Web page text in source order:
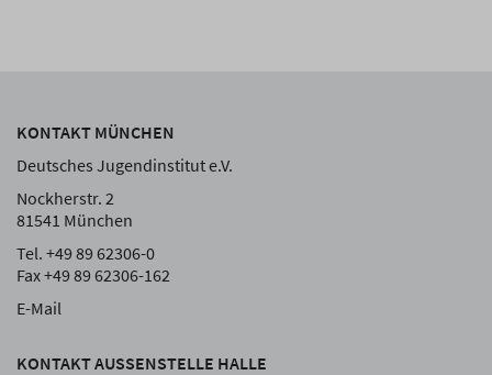
KONTAKT MÜNCHEN
Deutsches Jugendinstitut e.V.
Nockherstr. 2
81541 München
Tel. +49 89 62306-0
Fax +49 89 62306-162
E-Mail
KONTAKT AUSSENSTELLE HALLE